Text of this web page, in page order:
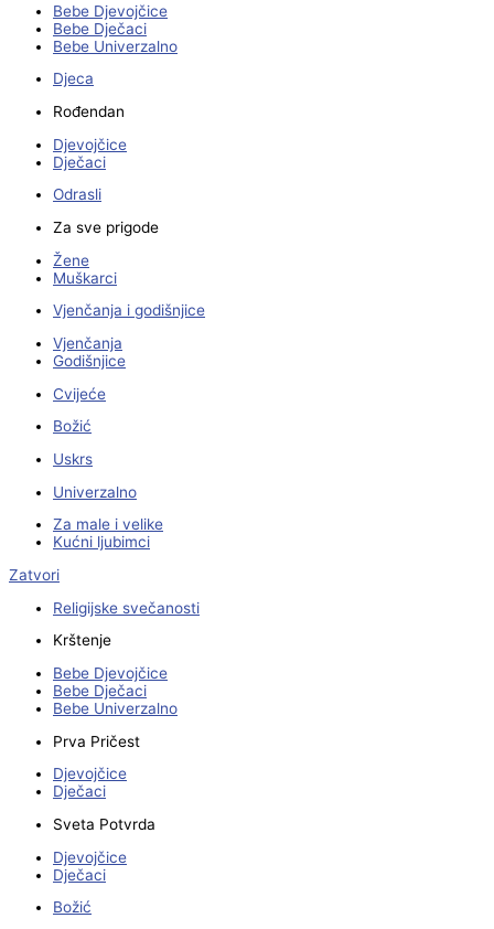
Bebe Djevojčice
Bebe Dječaci
Bebe Univerzalno
Djeca
Rođendan
Djevojčice
Dječaci
Odrasli
Za sve prigode
Žene
Muškarci
Vjenčanja i godišnjice
Vjenčanja
Godišnjice
Cvijeće
Božić
Uskrs
Univerzalno
Za male i velike
Kućni ljubimci
Zatvori
Religijske svečanosti
Krštenje
Bebe Djevojčice
Bebe Dječaci
Bebe Univerzalno
Prva Pričest
Djevojčice
Dječaci
Sveta Potvrda
Djevojčice
Dječaci
Božić